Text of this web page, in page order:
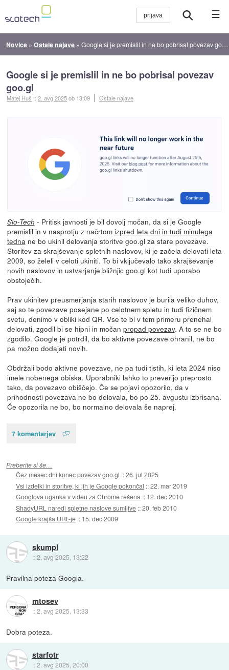
☰
Novice »Ostale najave »Google si je premislil in ne bo pobrisal povezav goo.gl
Google si je premislil in ne bo pobrisal povezav
goo.gl
Matej Huš ::2. avg 2025ob 13:09 Ostale najave
Slo-Tech - Pritisk javnosti je bil dovolj močan, da si je Google
premislil in v nasprotju z načrtom izpred leta dni in tudi minulega
tedna ne bo ukinil delovanja storitve goo.gl za stare povezave.
Storitev za skrajševanje spletnih naslovov, ki je začela delovati leta
2009, so želeli v celoti ukiniti. To bi vključevalo tako skrajševanje
novih naslovov in ustvarjanje bližnjic goo.gl kot tudi uporabo
obstoječih.
Prav ukinitev preusmerjanja starih naslovov je burila veliko duhov,
saj so te povezave posejane po celotnem spletu in tudi fizičnem
svetu, denimo v obliki kod QR. Vse te bi v tem primeru prenehal
delovati, zgodil bi se hipni in močan propad povezav. A to se ne bo
zgodilo. Google je potrdil, da bo aktivne povezave ohranil, ne bo
pa možno dodajati novih.
Obdržali bodo aktivne povezave, ne pa tudi tistih, ki leta 2024 niso
imele nobenega obiska. Uporabniki lahko to preverijo preprosto
tako, da povezavo obiščejo. Če se pojavi opozorilo, da v
prihodnosti povezava ne bo delovala, bo po 25. avgustu izbrisana.
Če opozorila ne bo, bo normalno delovala še naprej.
7 komentarjev
Preberite si še…
Čez mesec dni konec povezav goo.gl ::26. jul 2025
Vsi izdelki in storitve, ki jih je Google pokončal ::22. mar 2019
Googlova uganka v videu za Chrome rešena :: 12. dec 2010
ShadyURL naredi spletne naslove sumljive ::20. feb 2010
Google krajša URL-je :: 15. dec 2009
skumpl
::2. avg 2025, 13:22
Pravilna poteza Googla.
mtosev
::2. avg 2025, 13:33
Dobra poteza.
starfotr
::2. avg 2025, 20:00